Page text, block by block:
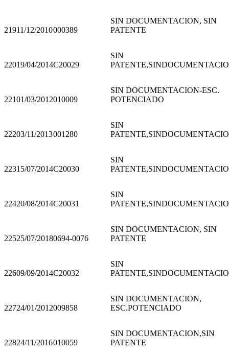
21911/12/2010000389
SIN DOCUMENTACION, SIN
PATENTE
22019/04/2014C20029
SIN
22101/03/2012010009
SIN DOCUMENTACION-ESC.
POTENCIADO
22203/11/2013001280
SIN
22315/07/2014C20030
SIN
22420/08/2014C20031
SIN
22525/07/20180694-0076
SIN DOCUMENTACION, SIN
PATENTE
22609/09/2014C20032
SIN
22724/01/2012009858
SIN DOCUMENTACION,
ESC.POTENCIADO
22824/11/2016010059
SIN DOCUMENTACION,SIN
PATENTE